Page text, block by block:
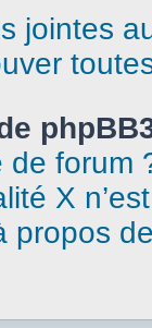
jointes
de forum
X